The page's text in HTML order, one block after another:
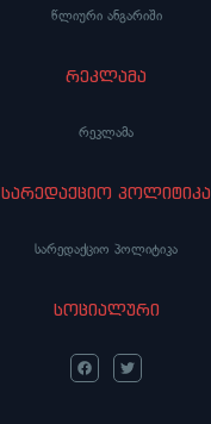
წლიური ანგარიში
რეკლამა
რეკლამა
სარედაქციო პოლიტიკა
სარედაქციო პოლიტიკა
სოციალური